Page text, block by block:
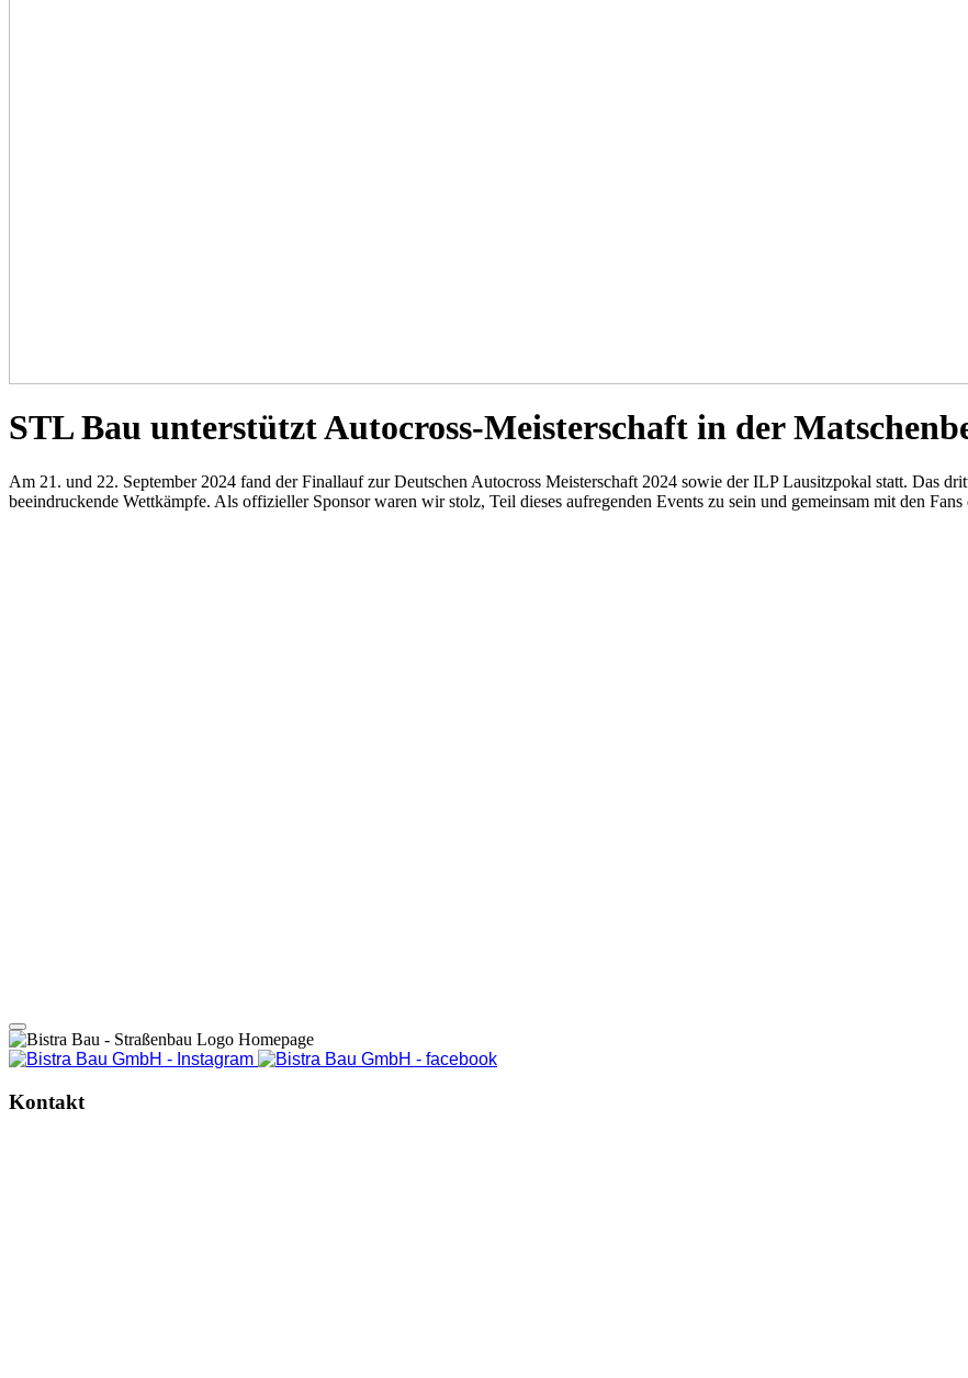
STL Bau unterstützt Autocross-Meisterschaft in der
Am 21. und 22. September 2024 fand der Finallauf zur Deutschen Autocross Meisterschaft 2024 sowie der ILP Lausitzpokal statt. Das
beeindruckende Wettkämpfe. Als offizieller Sponsor waren wir stolz, Teil dieses aufregenden Events zu sein und gemeinsam mit den
Kontakt